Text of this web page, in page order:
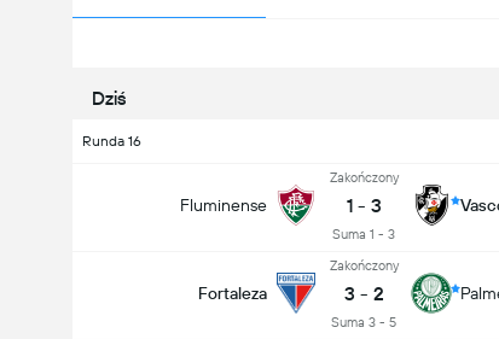
Dziś
Runda 16
Fluminense
Zakończony
1 - 3
Suma 1 - 3
Fortaleza
Zakończony
3 - 2
Suma 3 - 5